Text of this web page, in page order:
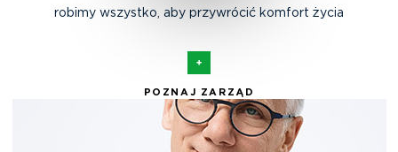
robimy wszystko, aby przywrócić komfort życia
POZNAJ ZARZĄD